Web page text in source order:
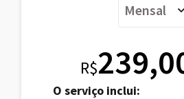
R$
O serviço inclui: